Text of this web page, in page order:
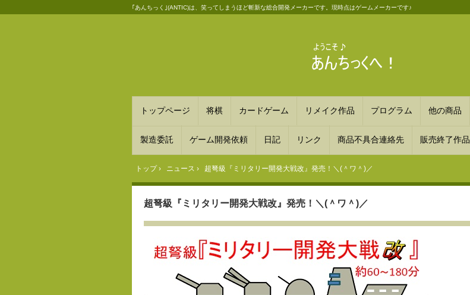
｢あんちっく｣(ANTIC)は、笑ってしまうほど斬新な総合開発メーカーです。現時点はゲームメーカーです♪
トップページ 将棋 カードゲーム リメイク作品 プログラム 他の商品
製造委託 ゲーム開発依頼 日記 リンク 商品不具合連絡先 販売終了作品
トップ› ニュース › 超弩級『ミリタリー開発大戦改』発売！＼(＾ワ＾)／
超弩級『ミリタリー開発大戦改』発売！＼(＾ワ＾)／